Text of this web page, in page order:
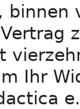
binnen
Ihr